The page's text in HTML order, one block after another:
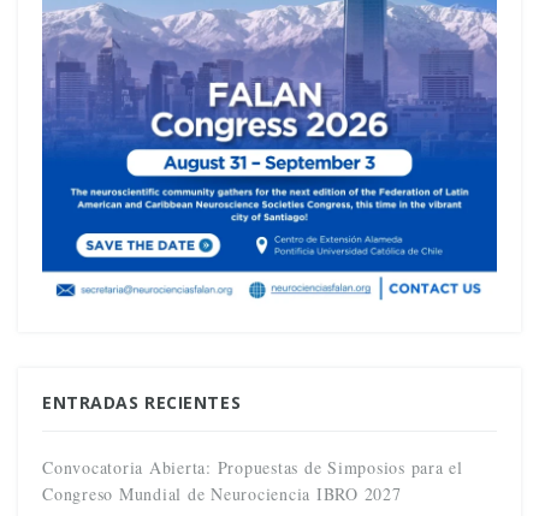
ENTRADAS RECIENTES
Convocatoria Abierta: Propuestas de Simposios para el
Congreso Mundial de Neurociencia IBRO 2027